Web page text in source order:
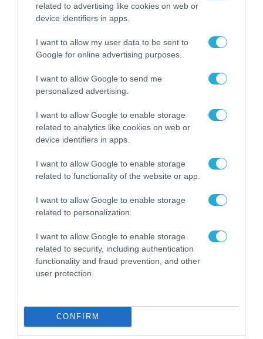
related to advertising like cookies on web or
device identifiers in apps.
I want to allow my user data to be sent to
Google for online advertising purposes.
I want to allow Google to send me
personalized advertising.
I want to allow Google to enable storage
related to analytics like cookies on web or
device identifiers in apps.
I want to allow Google to enable storage
related to functionality of the website or app.
I want to allow Google to enable storage
related to personalization.
I want to allow Google to enable storage
related to security, including authentication
functionality and fraud prevention, and other
user protection.
CONFIRM
ΤΡΑΠΕΖΕΣ